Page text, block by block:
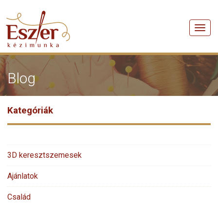
Menü
Blog
Kategóriák
3D keresztszemesek
Ajánlatok
Család